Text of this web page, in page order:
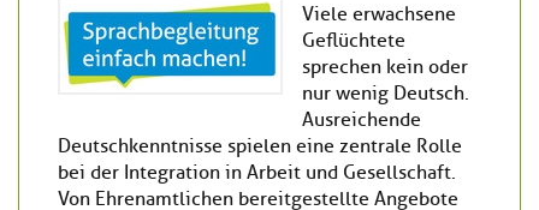
Viele erwachsene
Geflüchtete
sprechen kein oder
nur wenig Deutsch.
Ausreichende
Deutschkenntnisse spielen eine zentrale Rolle
bei der Integration in Arbeit und Gesellschaft.
Von Ehrenamtlichen bereitgestellte Angebote